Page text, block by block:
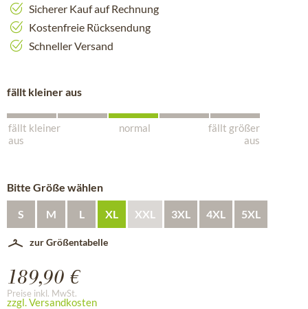
Sicherer Kauf auf Rechnung
Kostenfreie Rücksendung
Schneller Versand
fällt kleiner aus
fällt kleiner
aus
normal
fällt größer
aus
Bitte Größe wählen
S M L XL XXL 3XL 4XL 5XL
zur Größentabelle
189,90 €
Preise inkl. MwSt.
zzgl. Versandkosten